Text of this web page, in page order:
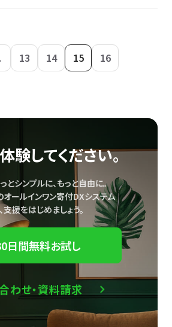
13 14 15 16
験してください。
とシンプルに、もっと自由に。
ールインワン寄付DXシステム
支援をはじめましょう。
日間無料お試し
わせ・資料請求